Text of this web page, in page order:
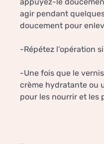
agir pendant
doucement pour
-Répétez l’opération
-Une fois que le
crème hydratante ou
pour les nourrir et les